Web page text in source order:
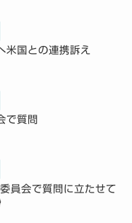
米国との連携訴え
で質問
員会で質問に立たせて